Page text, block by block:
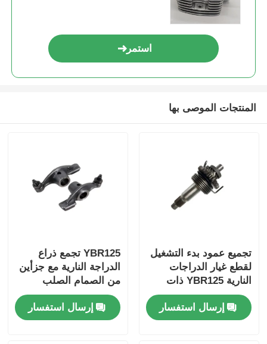
منزل
المنتجات
استمر
المنتجات الموصى بها
تجميع عمود بدء التشغيل
لقطع غيار الدراجات
النارية YBR125 ذات
الصلابة العالية
إرسال استفسار
YBR125 تجمع ذراع
الدراجة النارية مع جزأين
من الصمام الصلب
إرسال استفسار